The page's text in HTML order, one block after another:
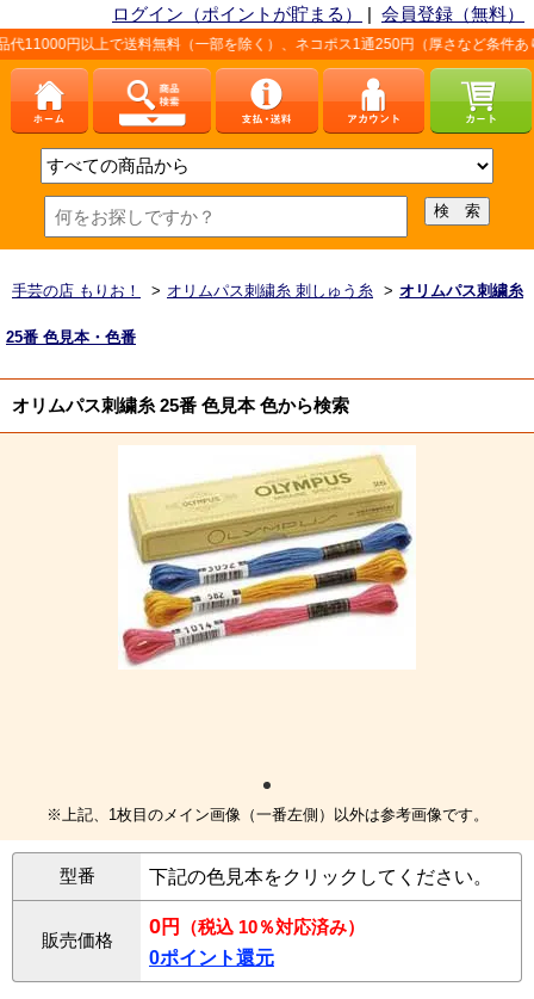
ログイン（ポイントが貯まる） | 会員登録（無料）
（一部を除く）、ネコポス1通250円（厚さなど条件あり）。詳しくは、こちら
手芸の店 もりお！ > オリムパス刺繍糸 刺しゅう糸 > オリムパス刺繍糸
25番 色見本・色番
オリムパス刺繍糸 25番 色見本 色から検索
※上記、1枚目のメイン画像（一番左側）以外は参考画像です。
型番 下記の色見本をクリックしてください。
販売価格
0円
（税込 10％対応済み）
0ポイント還元